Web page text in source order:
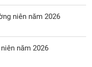
niên năm 2026
năm 2026